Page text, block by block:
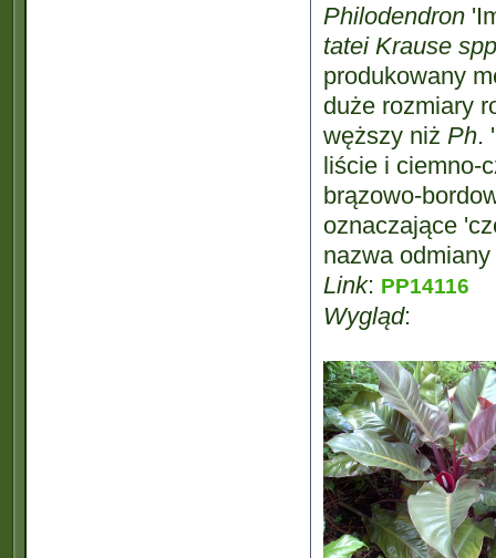
Philodendron
tatei Krause
produkowany
duże rozmiary
węższy niż Ph.
liście i ciemno-
brązowo-
oznaczające
nazwa
Link: PP14116
Wygląd: